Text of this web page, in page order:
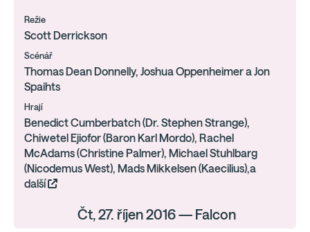
Režie
Scott Derrickson
Scénář
Thomas Dean Donnelly, Joshua Oppenheimer a Jon
Spaihts
Hrají
Benedict Cumberbatch (Dr. Stephen Strange),
Chiwetel Ejiofor (Baron Karl Mordo), Rachel
McAdams (Christine Palmer), Michael Stuhlbarg
(Nicodemus West), Mads Mikkelsen (Kaecilius),a
další
Čt, 27. říjen 2016 — Falcon